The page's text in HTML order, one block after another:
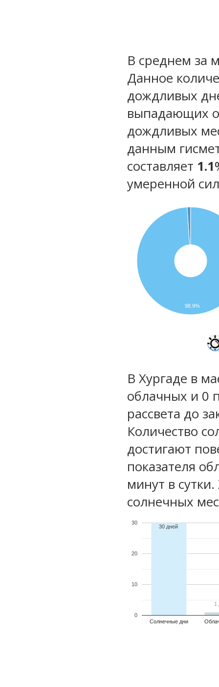
В среднем за
Данное
дождливых
выпадающих
дождливых
данным
составляет 1.1
умеренной
98.9%
В Хургаде в
облачных и 0
рассвета до
Количество
достигают
показателя
минут в
солнечных
Солнечные дни
0
10
20
30
30 дней
1
1